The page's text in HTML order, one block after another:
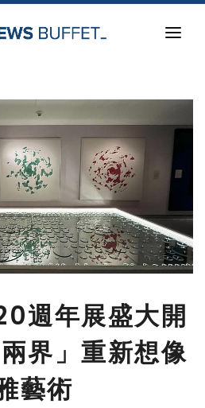
週年展盛大開
界」重新想像
藝術